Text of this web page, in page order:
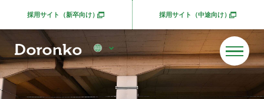
採用サイト（新卒向け）別ウィンドウで開きます 採用サイト（中途向け）別ウィンドウで開きま